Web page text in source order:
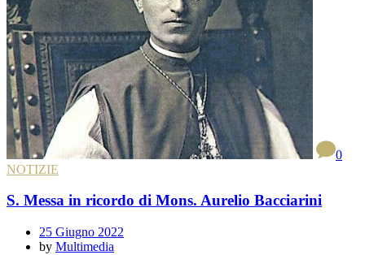
0
NOTIZIE
S. Messa in ricordo di Mons. Aurelio Bacciarini
25 Giugno 2022
by Multimedia